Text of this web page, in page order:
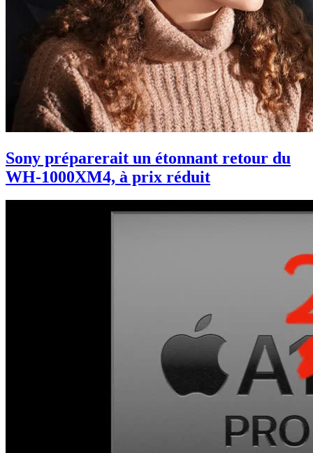
Sony préparerait un étonnant retour du
WH-1000XM4, à prix réduit